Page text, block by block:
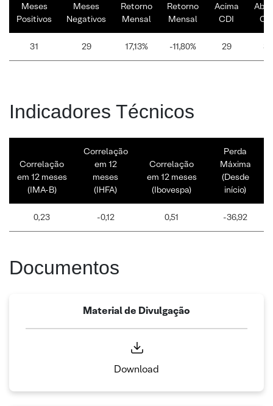
Meses
Positivos
Meses
Negativos
Retorno
Mensal
Retorno
Mensal
Acima
CDI
31 29 17,13% -11,80% 29 31
Indicadores Técnicos
Correlação
em 12 meses
(IMA-B)
Correlação
em 12
meses
(IHFA)
Correlação
em 12 meses
(Ibovespa)
Perda
Máxima
(Desde
início)
0,23 -0,12 0,51 -36,92
Documentos
Material de Divulgação
Download